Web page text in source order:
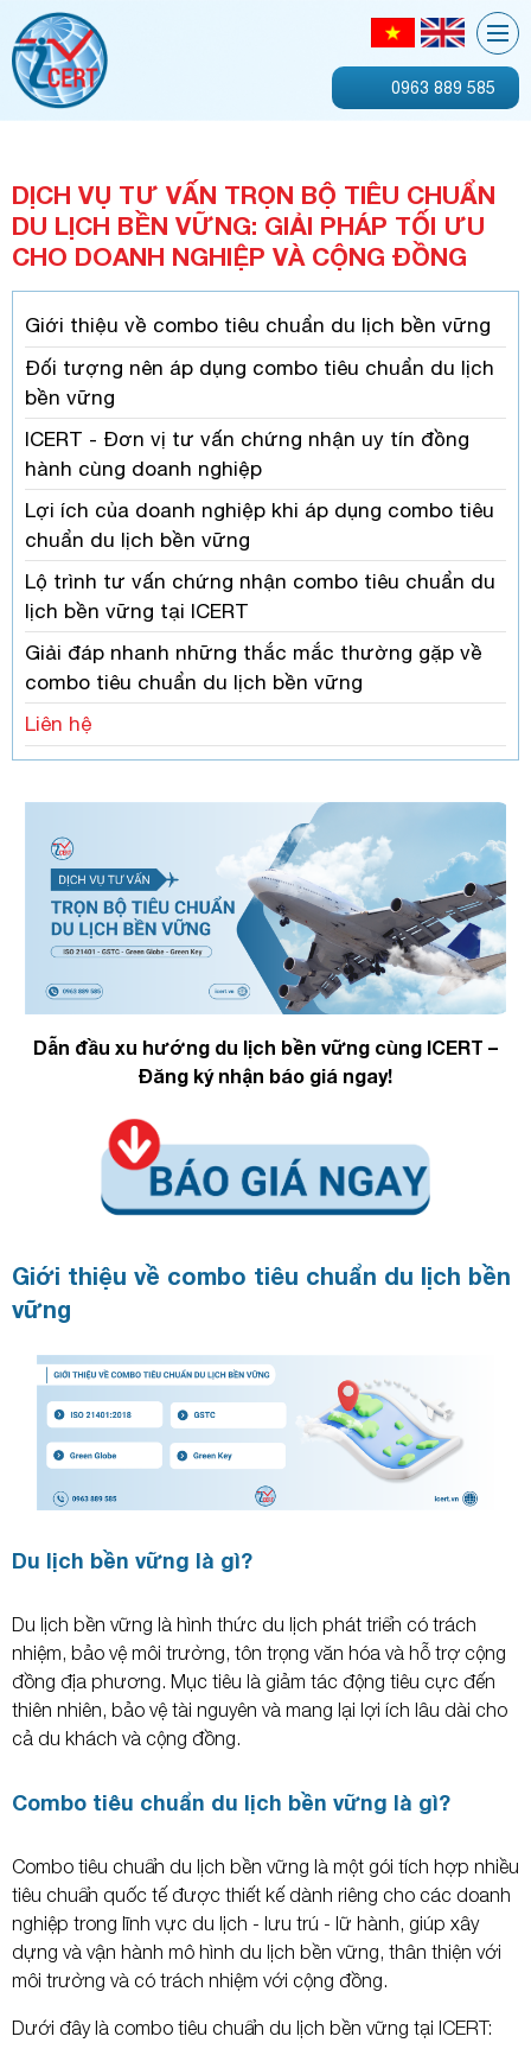
0963 889 585
DỊCH VỤ TƯ VẤN TRỌN BỘ TIÊU CHUẨN
DU LỊCH BỀN VỮNG: GIẢI PHÁP TỐI ƯU
CHO DOANH NGHIỆP VÀ CỘNG ĐỒNG
Giới thiệu về combo tiêu chuẩn du lịch bền vững
Đối tượng nên áp dụng combo tiêu chuẩn du lịch
bền vững
ICERT - Đơn vị tư vấn chứng nhận uy tín đồng
hành cùng doanh nghiệp
Lợi ích của doanh nghiệp khi áp dụng combo tiêu
chuẩn du lịch bền vững
Lộ trình tư vấn chứng nhận combo tiêu chuẩn du
lịch bền vững tại ICERT
Giải đáp nhanh những thắc mắc thường gặp về
combo tiêu chuẩn du lịch bền vững
Liên hệ
Dẫn đầu xu hướng du lịch bền vững cùng ICERT –
Đăng ký nhận báo giá ngay!
Giới thiệu về combo tiêu chuẩn du lịch bền
vững
Du lịch bền vững là gì?
Du lịch bền vững là hình thức du lịch phát triển có trách
nhiệm, bảo vệ môi trường, tôn trọng văn hóa và hỗ trợ cộng
đồng địa phương. Mục tiêu là giảm tác động tiêu cực đến
thiên nhiên, bảo vệ tài nguyên và mang lại lợi ích lâu dài cho
cả du khách và cộng đồng.
Combo tiêu chuẩn du lịch bền vững là gì?
Combo tiêu chuẩn du lịch bền vững là một gói tích hợp nhiều
tiêu chuẩn quốc tế được thiết kế dành riêng cho các doanh
nghiệp trong lĩnh vực du lịch - lưu trú - lữ hành, giúp xây
dựng và vận hành mô hình du lịch bền vững, thân thiện với
môi trường và có trách nhiệm với cộng đồng.
Dưới đây là combo tiêu chuẩn du lịch bền vững tại ICERT: